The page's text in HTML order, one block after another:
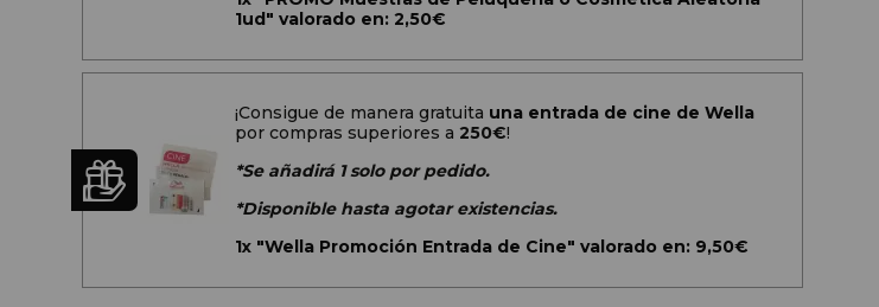
1ud" valorado en: 2,50€
¡Consigue de manera gratuita una entrada de cine de Wella
por compras superiores a 250€!
*Se añadirá 1 solo por pedido.
*Disponible hasta agotar existencias.
1x "Wella Promoción Entrada de Cine" valorado en: 9,50€